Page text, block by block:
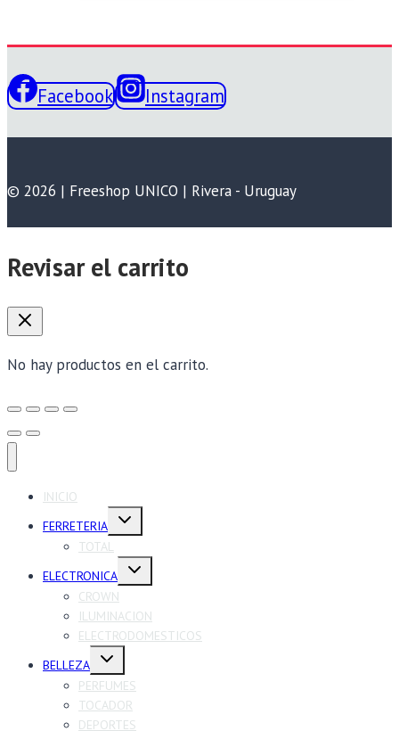
Facebook Instagram
© 2026 | Freeshop UNICO | Rivera - Uruguay
Revisar el carrito
No hay productos en el carrito.
INICIO
FERRETERIA
Alternar
TOTAL
ELECTRONICA
Alternar
CROWN
ILUMINACION
ELECTRODOMESTICOS
BELLEZA
Alternar
hijo
PERFUMES
TOCADOR
DEPORTES